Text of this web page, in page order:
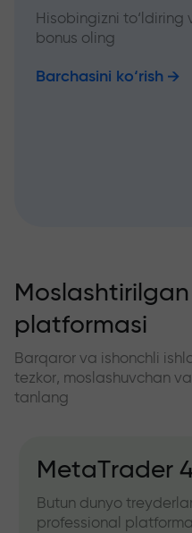
Hisobingizni to‘ldiring
bonus oling
Barchasini ko‘rish
platformasi
Barqaror va ishonchli
tezkor, moslashuvchan
tanlang
MetaTrader
Butun dunyo
professional